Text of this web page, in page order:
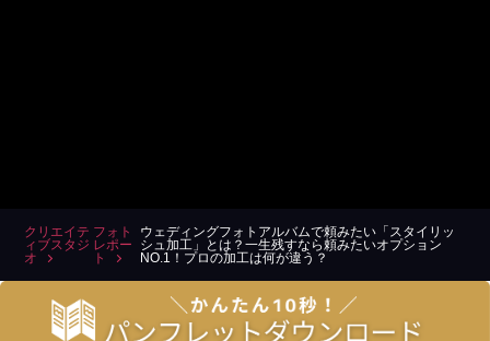
クリエイテ
ィブスタジ
オ
フォト
レポー
ト
ウェディングフォトアルバムで頼みたい「スタイリッ
シュ加工」とは？一生残すなら頼みたいオプション
NO.1！プロの加工は何が違う？